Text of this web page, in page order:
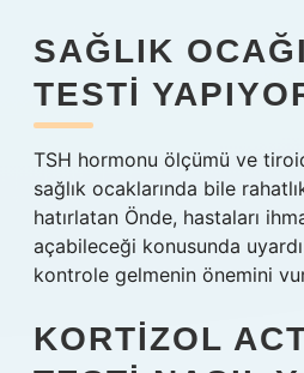
SAĞLIK
TESTI
TSH hormonu ölçümü ve
sağlık ocaklarında bile
hatırlatan Önde, hastaları
açabileceği konusunda
kontrole gelmenin önemini
KORTIZOL